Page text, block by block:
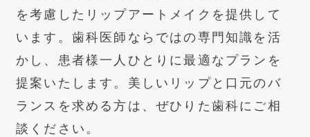
を考慮したリップアートメイクを提供して
います。歯科医師ならではの専門知識を活
かし、患者様一人ひとりに最適なプランを
提案いたします。美しいリップと口元のバ
ランスを求める方は、ぜひりた歯科にご相
談ください。